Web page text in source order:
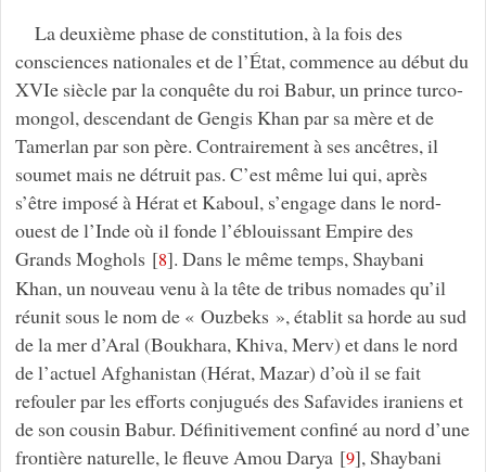
La deuxième phase de constitution, à la fois des
consciences nationales et de l’État, commence au début du
XVIe siècle par la conquête du roi Babur, un prince turco-
mongol, descendant de Gengis Khan par sa mère et de
Tamerlan par son père. Contrairement à ses ancêtres, il
soumet mais ne détruit pas. C’est même lui qui, après
s’être imposé à Hérat et Kaboul, s’engage dans le nord-
ouest de l’Inde où il fonde l’éblouissant Empire des
Grands Moghols [8]. Dans le même temps, Shaybani
Khan, un nouveau venu à la tête de tribus nomades qu’il
réunit sous le nom de « Ouzbeks », établit sa horde au sud
de la mer d’Aral (Boukhara, Khiva, Merv) et dans le nord
de l’actuel Afghanistan (Hérat, Mazar) d’où il se fait
refouler par les efforts conjugués des Safavides iraniens et
de son cousin Babur. Définitivement confiné au nord d’une
frontière naturelle, le fleuve Amou Darya[9], Shaybani